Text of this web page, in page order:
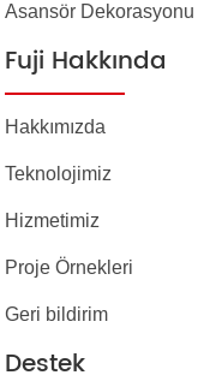
Asansör Dekorasyonu
Fuji Hakkında
Hakkımızda
Teknolojimiz
Hizmetimiz
Proje Örnekleri
Geri bildirim
Destek